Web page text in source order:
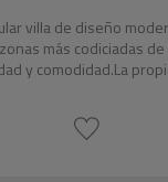
villa de diseño
más codiciadas
y comodidad.La